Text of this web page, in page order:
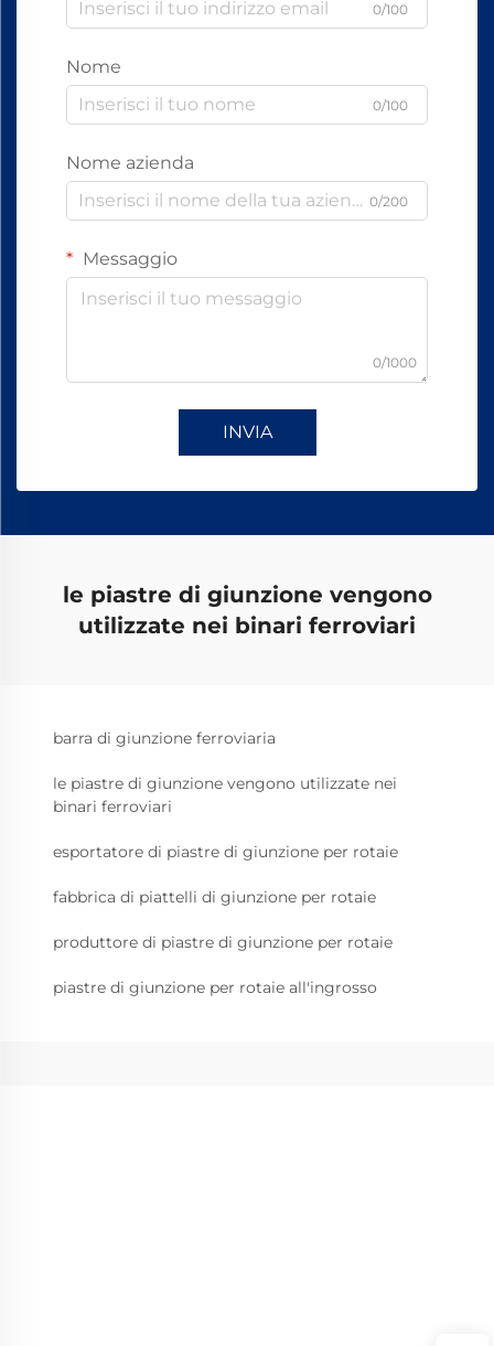
0/100
Nome
0/100
Nome azienda
0/200
Messaggio
0/1000
INVIA
le piastre di giunzione vengono
utilizzate nei binari ferroviari
barra di giunzione ferroviaria
le piastre di giunzione vengono utilizzate nei
binari ferroviari
esportatore di piastre di giunzione per rotaie
fabbrica di piattelli di giunzione per rotaie
produttore di piastre di giunzione per rotaie
piastre di giunzione per rotaie all'ingrosso